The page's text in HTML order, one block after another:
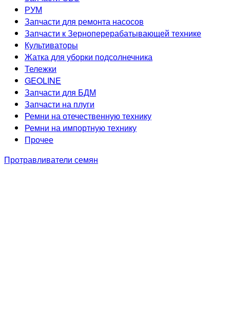
РУМ
Запчасти для ремонта насосов
Запчасти к Зерноперерабатывающей технике
Культиваторы
Жатка для уборки подсолнечника
Тележки
GEOLINE
Запчасти для БДМ
Запчасти на плуги
Ремни на отечественную технику
Ремни на импортную технику
Прочее
Протравливатели семян